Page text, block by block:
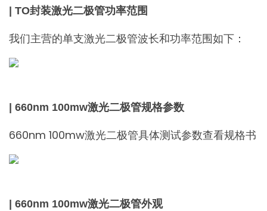
| TO封装激光二极管功率范围
我们主营的单支激光二极管波长和功率范围如下：
| 660nm 100mw激光二极管规格参数
660nm 100mw激光二极管具体测试参数查看规格书
| 660nm 100mw激光二极管外观